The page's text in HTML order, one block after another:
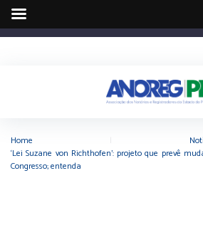
Home
‘Lei Suzane von Richthofen’: projeto que prevê
Congresso; entenda